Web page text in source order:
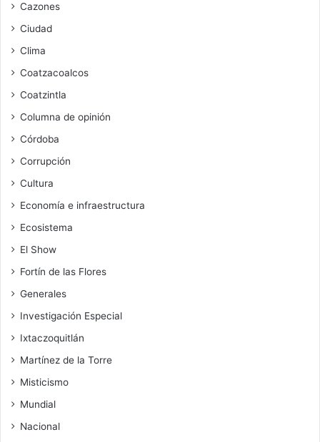
Cazones
Ciudad
Clima
Coatzacoalcos
Coatzintla
Columna de opinión
Córdoba
Corrupción
Cultura
Economía e infraestructura
Ecosistema
El Show
Fortín de las Flores
Generales
Investigación Especial
Ixtaczoquitlán
Martínez de la Torre
Misticismo
Mundial
Nacional